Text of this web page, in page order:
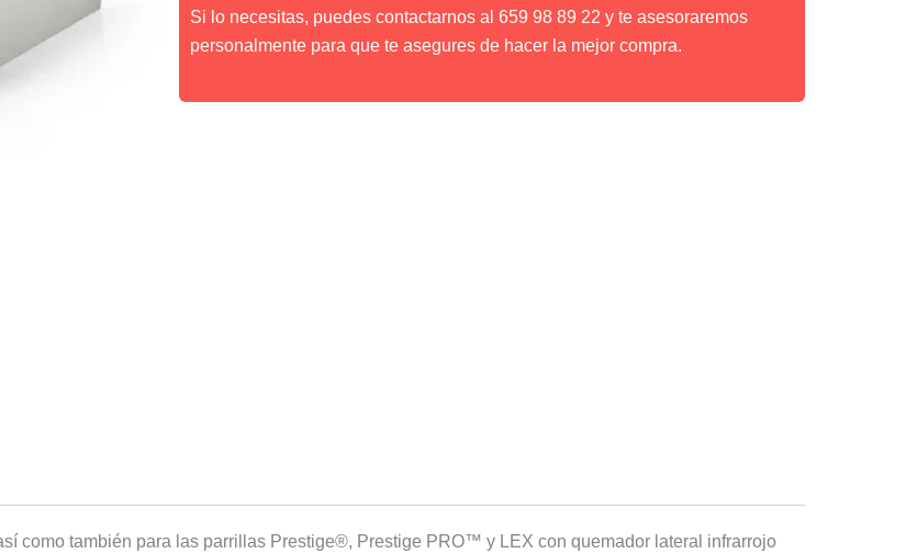
Si lo necesitas, puedes contactarnos al 659 98 89 22 y te asesoraremos
personalmente para que te asegures de hacer la mejor compra.
como también para las parrillas Prestige®, Prestige PRO™ y LEX con quemador lateral infrarrojo